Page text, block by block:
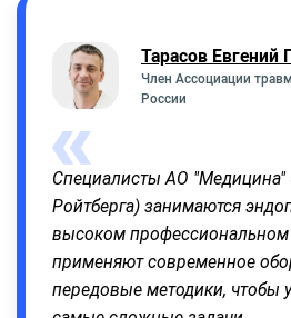
Специалисты АО "Медицина"
Ройтберга) занимаются
высоком
применяют современное
передовые методики, чтобы
Тарасов Евгений
Член Ассоциации
России